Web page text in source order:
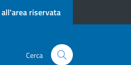
all'area riservata
Cerca